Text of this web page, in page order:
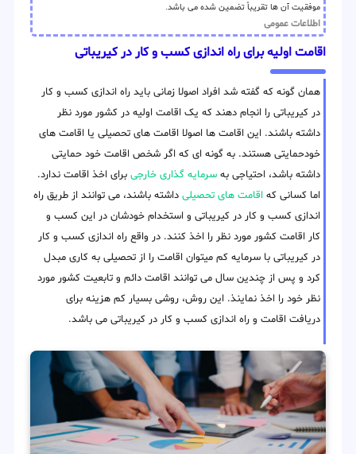
موفقیت آن ها تقریباً تضمین شده می باشد.
اطلاعات عمومی
اقامت اولیه برای راه اندازی کسب و کار در کیریباتی
همان گونه که گفته شد افراد اصولا زمانی باید راه اندازی کسب و کار
در کیریباتی را انجام دهند که یک اقامت اولیه در کشور مورد نظر
داشته باشند. این اقامت ها اصولا اقامت های تحصیلی یا اقامت های
خودحمایتی هستند. به گونه ای که اگر شخص اقامت خود حمایتی
داشته باشد، احتیاجی به سرمایه گذاری خارجی برای اخذ اقامت ندارد.
اما کسانی که اقامت های تحصیلی داشته باشند، می توانند از طریق راه
اندازی کسب و کار در کیریباتی و استخدام خودشان در این کسب و
کار اقامت کشور مورد نظر را اخذ کنند. در واقع راه اندازی کسب و کار
در کیریباتی با سرمایه کم میتوان اقامت را از تحصیلی به کاری مبدل
کرد و پس از چندین سال می توانند اقامت دائم و تابعیت کشور مورد
نظر خود را اخذ نماینذ. این روش، روشی بسیار کم هزینه برای
دریافت اقامت و راه اندازی کسب و کار در کیریباتی می باشد.